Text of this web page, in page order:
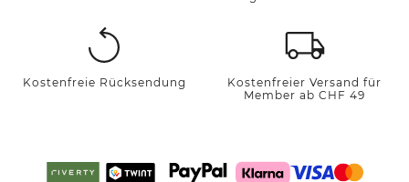
Kostenfreie Rücksendung
Kostenfreier Versand für
Member ab CHF 49